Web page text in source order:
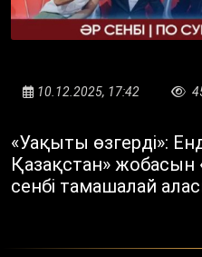
10.12.2025, 17:42
«Уақыты өзгерді»:
Қазақстан» жобасын
сенбі тамашалай